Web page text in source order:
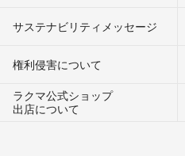
サステナビリティメッセージ
権利侵害について
ラクマ公式ショップ
出店について